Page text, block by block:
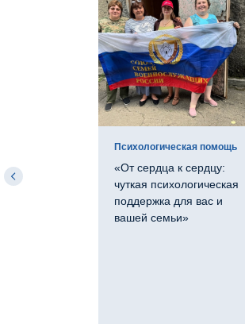
Психологическая помощь
«От сердца к сердцу:
чуткая психологическая
поддержка для вас и
вашей семьи»